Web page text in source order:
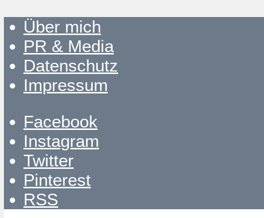
Über mich
PR & Media
Datenschutz
Impressum
Facebook
Instagram
Twitter
Pinterest
RSS